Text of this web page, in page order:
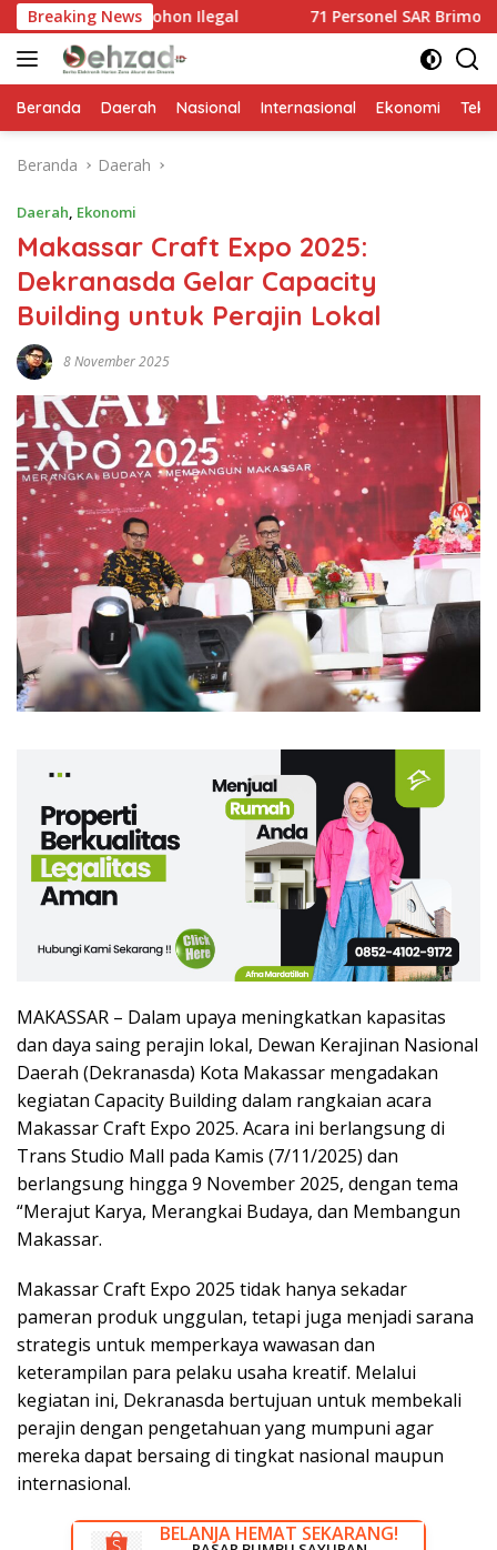
Langsung
ke
konten
Breaking News
Ilegal 71 Personel SAR Brimob Dikerahkan
Beranda Daerah Nasional Internasional Ekonomi
Beranda Daerah
Daerah, Ekonomi
Makassar Craft Expo 2025:
Dekranasda Gelar Capacity
Building untuk Perajin Lokal
8 November 2025
MAKASSAR – Dalam upaya meningkatkan kapasitas
dan daya saing perajin lokal, Dewan Kerajinan Nasional
Daerah (Dekranasda) Kota Makassar mengadakan
kegiatan Capacity Building dalam rangkaian acara
Makassar Craft Expo 2025. Acara ini berlangsung di
Trans Studio Mall pada Kamis (7/11/2025) dan
berlangsung hingga 9 November 2025, dengan tema
“Merajut Karya, Merangkai Budaya, dan Membangun
Makassar.
Makassar Craft Expo 2025 tidak hanya sekadar
pameran produk unggulan, tetapi juga menjadi sarana
strategis untuk memperkaya wawasan dan
keterampilan para pelaku usaha kreatif. Melalui
kegiatan ini, Dekranasda bertujuan untuk membekali
perajin dengan pengetahuan yang mumpuni agar
mereka dapat bersaing di tingkat nasional maupun
internasional.
DISKON BESAR SEKARANG!
BELANJA HEMAT SEKARANG!